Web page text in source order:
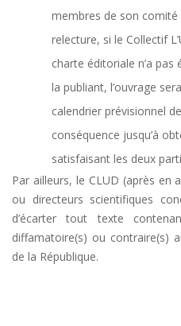
membres de son
relecture, si le Collectif
charte éditoriale n’a
la publiant, l’ouvrage
calendrier prévisionnel
conséquence jusqu’à
satisfaisant les deux
Par ailleurs, le CLUD (après en
ou directeurs scientifiques
d’écarter tout texte
diffamatoire(s) ou contraire(s)
de la République.